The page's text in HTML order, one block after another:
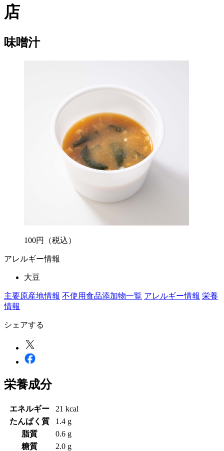
店
味噌汁
100円 （税込）
アレルギー情報
大豆
主要原産地情報 不使用食品添加物一覧 アレルギー情報 栄養
情報
シェアする
栄養成分
エネルギー
21 kcal
たんぱく質
1.4 g
脂質
0.6 g
糖質
2.0 g